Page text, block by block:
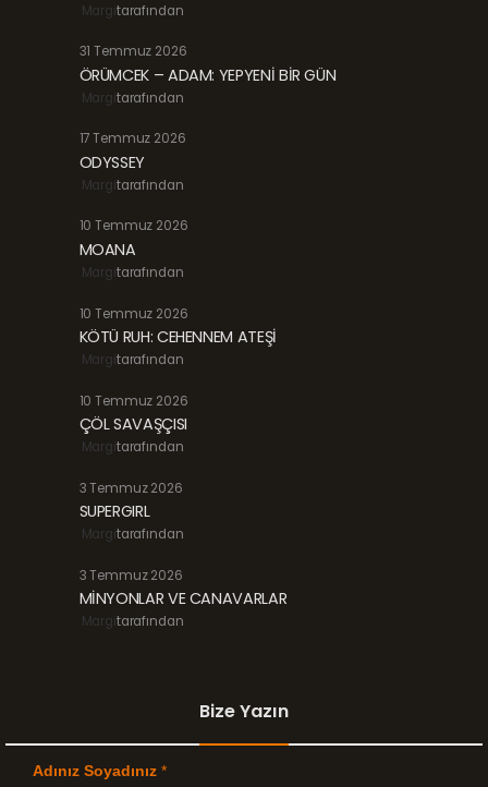
Margitarafından
31 Temmuz 2026
ÖRÜMCEK – ADAM: YEPYENİ BİR GÜN
Margitarafından
17 Temmuz 2026
ODYSSEY
Margitarafından
10 Temmuz 2026
MOANA
Margitarafından
10 Temmuz 2026
KÖTÜ RUH: CEHENNEM ATEŞİ
Margitarafından
10 Temmuz 2026
ÇÖL SAVAŞÇISI
Margitarafından
3 Temmuz 2026
SUPERGIRL
Margitarafından
3 Temmuz 2026
MİNYONLAR VE CANAVARLAR
Margitarafından
Bize Yazın
Adınız Soyadınız *